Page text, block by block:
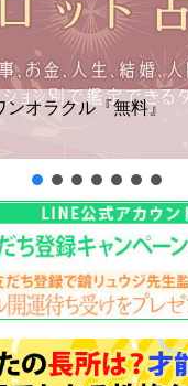
タロット◆私の質問の